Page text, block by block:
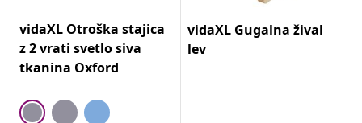
vidaXL Otroška stajica
z 2 vrati svetlo siva
tkanina Oxford
vidaXL Gugalna žival
lev